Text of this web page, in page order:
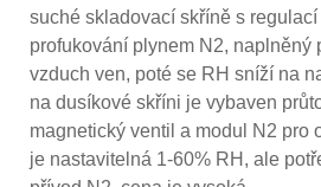
suché skladovací skříně s
profukování plynem N2, naplněný
vzduch ven, poté se RH sníží na
na dusíkové skříni je vybaven
magnetický ventil a modul N2 pro
je nastavitelná 1-60% RH, ale